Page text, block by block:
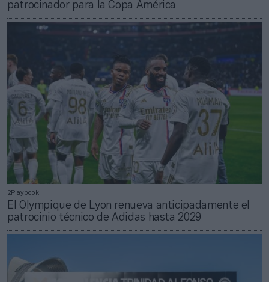
patrocinador para la Copa América
2Playbook
El Olympique de Lyon renueva anticipadamente el
patrocinio técnico de Adidas hasta 2029